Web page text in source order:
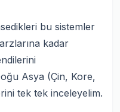
bu sistemler
kadar
Asya (Çin, Kore,
tek tek inceleyelim.